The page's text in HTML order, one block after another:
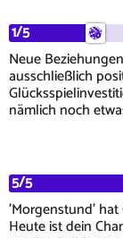
1/5
Neue
ausschließlich
nämlich noch
5/5
'Morgenstund'
Heute ist dein